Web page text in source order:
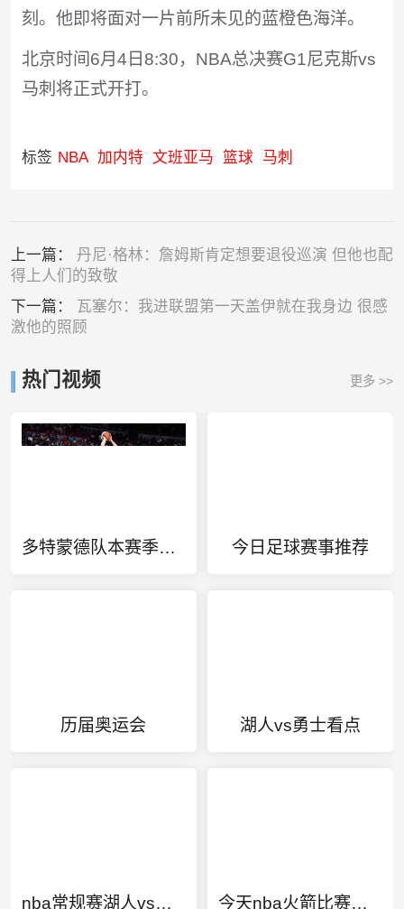
刻。他即将面对一片前所未见的蓝橙色海洋。
北京时间6月4日8:30，NBA总决赛G1尼克斯vs
马刺将正式开打。
标签 NBA 加内特 文班亚马 篮球 马刺
上一篇： 丹尼·格林：詹姆斯肯定想要退役巡演 但他也配
得上人们的致敬
下一篇：
瓦塞尔：我进联盟第一天盖伊就在我身边 很感
激他的照顾
热门视频 更多 >>
多特蒙德队本赛季德甲排名 今日足球赛事推荐
历届奥运会 湖人vs勇士看点
nba常规赛湖人vs掘金回放 今天nba火箭比赛直播视频